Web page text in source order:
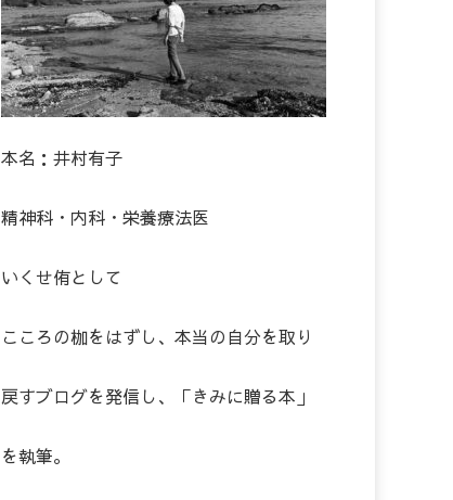
本名：井村有子
精神科・内科・栄養療法医
いくせ侑として
こころの枷をはずし、本当の自分を取り
戻すブログを発信し、「きみに贈る本」
を執筆。